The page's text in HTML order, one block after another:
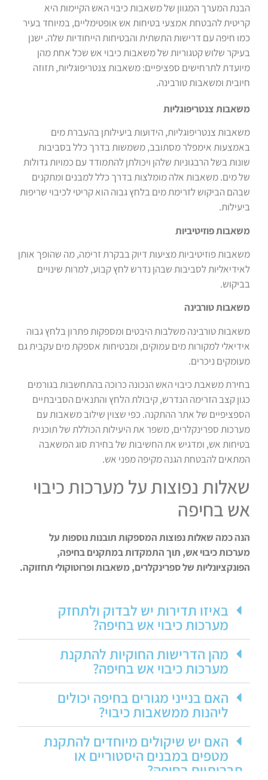
הבנת המערך המגוון של משאבות כיבוי האש הקיימות היא
קריטית להבטחת אמצעי בטיחות אש אופטימליים, במיוחד בעיר
כמו חיפה עם דרישות התשתית והבטיחות הייחודיות שלה. ישנן
בעיקר שלוש קטגוריות של משאבות כיבוי אש שכל אחת מהן
מיועדת לתרחישים ספציפיים: משאבות צנטריפוגליות, תזוזה
חיובית ומשאבות טורבינה.
משאבות צנטריפוגליות
משאבות צנטריפוגליות, הידועות ביעילותן בהעברת מים
באמצעות אימפלר מסתובב, משמשות בדרך כלל בסביבות
שונות בשל הרבגוניות שלהן ויכולתן להתמודד עם כמויות גדולות
של מים. משאבות אלה מומלצות בדרך כלל למבנים ומתקנים
שבהם הביקוש לזרימת מים בלחץ גבוה הוא קריטי לכיבוי שריפות
ביעילות.
משאבות פוזיטיביות
משאבות פוזיטיביות מציעות דיוק בבקרת זרימה, מה שהופך אותן
לאידיאליות לסביבות שבהן נדרש לחץ קבוע, למרות שינויים
בביקוש.
משאבות טורבינה
משאבות טורבינה משלבות היבטים ומספקות פתרון בלחץ גבוה
אידיאלי למקורות מים עמוקים, ומבטיחות אספקת מים עקבית גם
מעומקים ניכרים.
בחירת משאבת כיבוי האש הנכונה כרוכה בהתחשבות בגורמים
כגון קצב הזרימה הנדרש, קיבולת הלחץ והתנאים הסביבתיים
הספציפיים של אתר ההתקנה. כפי שצוין שילוב משאבות עם
מערכות ספרינקלרים, משפר את היעילות הכוללת של תוכנית
בטיחות אש, ומדגיש את החשיבות של בחירת סוג המשאבה
המתאים להבטחת הגנה מקיפה מפני אש.
שאלות נפוצות על מערכות כיבוי
אש בחיפה
הנה כמה שאלות נפוצות המספקות תובנות נוספות על
מערכות כיבוי אש, תוך התמקדות במתקנים בחיפה,
הפונקציונליות של ספרינקלרים, משאבות ופרוטוקולי תחזוקה.
באיזו תדירות יש לבדוק ולתחזק
מערכות כיבוי אש בחיפה?
מהן הדרישות החוקיות להתקנת
מערכות כיבוי אש בחיפה?
האם בנייני מגורים בחיפה יכולים
ליהנות ממשאבות כיבוי?
האם יש שיקולים מיוחדים להתקנת
מטפים במבנים היסטוריים או
תרבותיים בחיפה?